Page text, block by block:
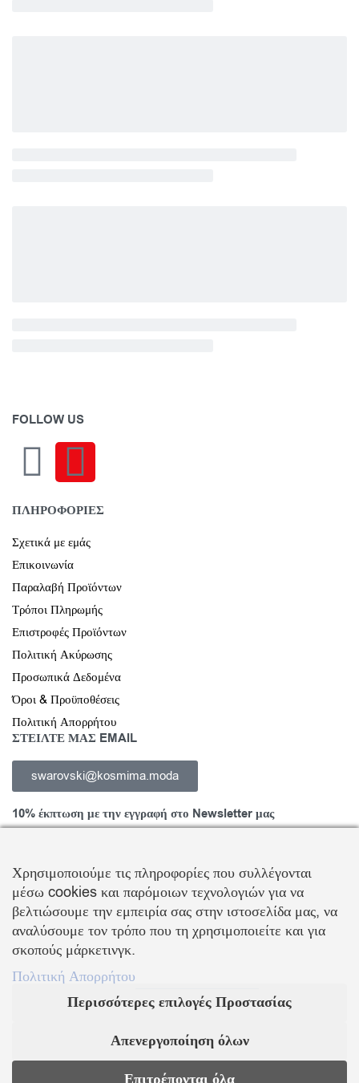
FOLLOW US
ΠΛΗΡΟΦΟΡΙΕΣ
Σχετικά με εμάς
Επικοινωνία
Παραλαβή Προϊόντων
Τρόποι Πληρωμής
Επιστροφές Προϊόντων
Πολιτική Ακύρωσης
Προσωπικά Δεδομένα
Όροι & Προϋποθέσεις
Πολιτική Απορρήτου
ΣΤΕΙΛΤΕ ΜΑΣ EMAIL
swarovski@kosmima.moda
10% έκπτωση με την εγγραφή στο Newsletter μας
Εγγραφείτε στο Newsletter και ενημερωθείτε για νέα προϊόντα,
τάσεις και προσφορές, καθώς και για να λάβετεκουπόνι έκπτωσης
10%με την πρώτη σας αγορά!
ΒΑΛΛΗΣ Χ.-ΑΒΑΓΙΑΝΟΣ Ε. ΕΜΠΟΡΙΚΗ ΕΤΑΙΡΕΙΑ Ο.Ε.
Τα λογότυπα SWAROVSKI & SWAN είναι κατοχυρωμένα σήματα της Swarovski AG
KOSMIMA.MODA2022 ΚΑΤΑΣΚΕΥΗ – ΣΧΕΔΙΑΣΜΟΣ LEMONART
Χρησιμοποιούμε τις πληροφορίες που συλλέγονται
μέσω cookies και παρόμοιων τεχνολογιών για να
βελτιώσουμε την εμπειρία σας στην ιστοσελίδα μας, να
αναλύσουμε τον τρόπο που τη χρησιμοποιείτε και για
σκοπούς μάρκετινγκ.
Πολιτική Απορρήτου
Περισσότερες επιλογές Προστασίας
Απενεργοποίηση όλων